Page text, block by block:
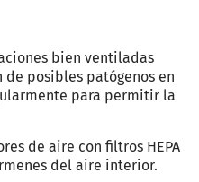
bien ventiladas
posibles patógenos en
para permitir la
de aire con filtros HEPA
del aire interior.